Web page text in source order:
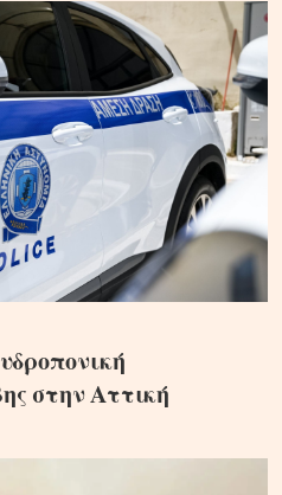
στην Αττική